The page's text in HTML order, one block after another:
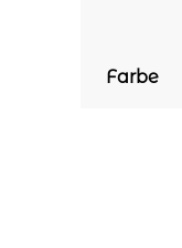
Farbe